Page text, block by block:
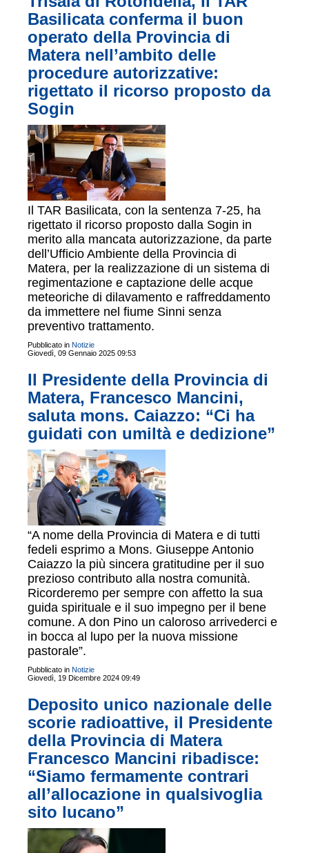
Basilicata conferma il buon
operato della Provincia di
Matera nell’ambito delle
procedure autorizzative:
rigettato il ricorso proposto da
Sogin
Il TAR Basilicata, con la sentenza 7-25, ha
rigettato il ricorso proposto dalla Sogin in
merito alla mancata autorizzazione, da parte
dell’Ufficio Ambiente della Provincia di
Matera, per la realizzazione di un sistema di
regimentazione e captazione delle acque
meteoriche di dilavamento e raffreddamento
da immettere nel fiume Sinni senza
preventivo trattamento.
Pubblicato in Notizie
Giovedì, 09 Gennaio 2025 09:53
Il Presidente della Provincia di
Matera, Francesco Mancini,
saluta mons. Caiazzo: “Ci ha
guidati con umiltà e dedizione”
“A nome della Provincia di Matera e di tutti
fedeli esprimo a Mons. Giuseppe Antonio
Caiazzo la più sincera gratitudine per il suo
prezioso contributo alla nostra comunità.
Ricorderemo per sempre con affetto la sua
guida spirituale e il suo impegno per il bene
comune. A don Pino un caloroso arrivederci e
in bocca al lupo per la nuova missione
pastorale”.
Pubblicato in Notizie
Giovedì, 19 Dicembre 2024 09:49
Deposito unico nazionale delle
scorie radioattive, il Presidente
della Provincia di Matera
Francesco Mancini ribadisce:
“Siamo fermamente contrari
all’allocazione in qualsivoglia
sito lucano”